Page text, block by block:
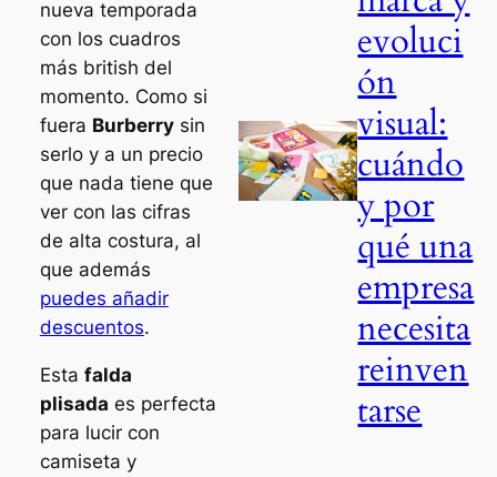
nueva temporada
con los cuadros
más british del
momento. Como si
fuera Burberrysin
serlo y a un precio
que nada tiene que
ver con las cifras
de alta costura, al
que además
puedes añadir
descuentos.
Esta falda
plisada es perfecta
para lucir con
camiseta y
evoluci
ón
visual:
cuándo
y por
qué una
empresa
necesita
reinven
tarse